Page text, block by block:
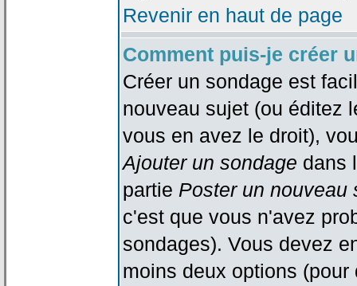
Revenir en haut de page
Comment puis-je créer
Créer un sondage est
nouveau sujet (ou éditez
vous en avez le droit),
Ajouter un sondage dans
partie Poster un nouveau
c'est que vous n'avez
sondages). Vous devez
moins deux options